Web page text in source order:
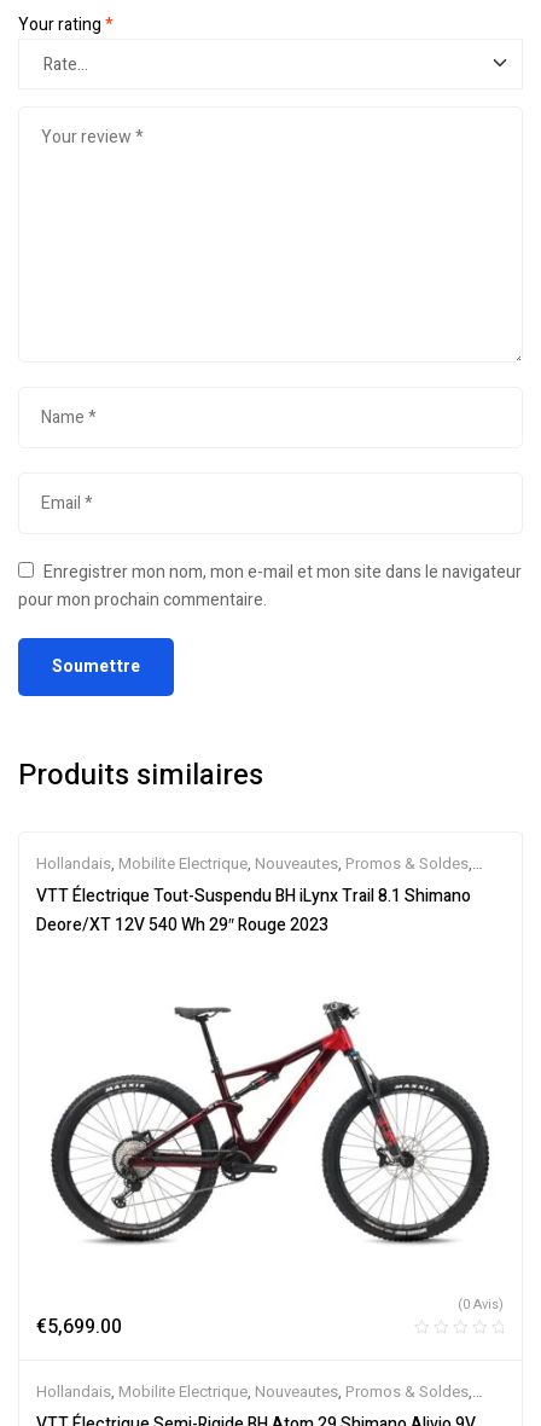
Your rating*
Enregistrer mon nom, mon e-mail et mon site dans le navigateur
pour mon prochain commentaire.
Produits similaires
Hollandais, Mobilite Electrique, Nouveautes, Promos & Soldes,
Tout-Suspendus ,Vélo électrique ville,Velos Electriques,VTT
Électriques
VTT Électrique Tout-Suspendu BH iLynx Trail 8.1 Shimano
Deore/XT 12V 540 Wh 29″ Rouge 2023
€5,699.00
(0 Avis)
Hollandais, Mobilite Electrique, Nouveautes, Promos & Soldes,
Semi-Rigides,Vélo électrique ville ,Velos Electriques,VTT